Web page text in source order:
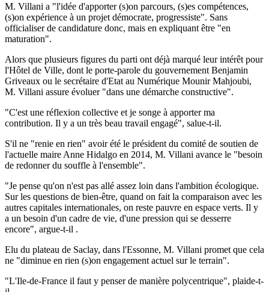
M. Villani a "l'idée d'apporter (s)on parcours, (s)es compétences,
(s)on expérience à un projet démocrate, progressiste". Sans
officialiser de candidature donc, mais en expliquant être "en
maturation".
Alors que plusieurs figures du parti ont déjà marqué leur intérêt pour
l'Hôtel de Ville, dont le porte-parole du gouvernement Benjamin
Griveaux ou le secrétaire d'Etat au Numérique Mounir Mahjoubi,
M. Villani assure évoluer "dans une démarche constructive".
"C'est une réflexion collective et je songe à apporter ma
contribution. Il y a un très beau travail engagé", salue-t-il.
S'il ne "renie en rien" avoir été le président du comité de soutien de
l'actuelle maire Anne Hidalgo en 2014, M. Villani avance le "besoin
de redonner du souffle à l'ensemble".
"Je pense qu'on n'est pas allé assez loin dans l'ambition écologique.
Sur les questions de bien-être, quand on fait la comparaison avec les
autres capitales internationales, on reste pauvre en espace verts. Il y
a un besoin d'un cadre de vie, d'une pression qui se desserre
encore", argue-t-il .
Elu du plateau de Saclay, dans l'Essonne, M. Villani promet que cela
ne "diminue en rien (s)on engagement actuel sur le terrain".
"L'Ile-de-France il faut y penser de manière polycentrique", plaide-t-